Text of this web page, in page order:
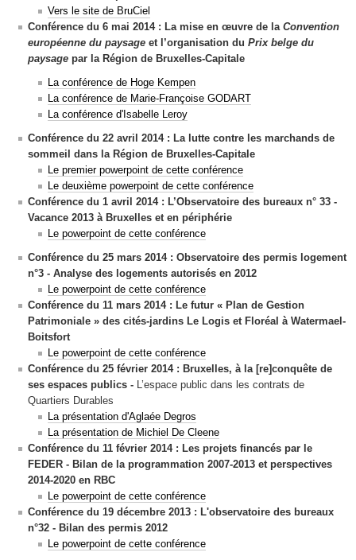
Vers le site de BruCiel
Conférence du 6 mai 2014 : La mise en œuvre de la Convention
européenne du paysage et l’organisation du Prix belge du
paysage par la Région de Bruxelles-Capitale
La conférence de Hoge Kempen
La conférence de Marie-Françoise GODART
La conférence d'Isabelle Leroy
Conférence du 22 avril 2014 : La lutte contre les marchands de
sommeil dans la Région de Bruxelles-Capitale
Le premier powerpoint de cette conférence
Le deuxième powerpoint de cette conférence
Conférence du 1 avril 2014 : L’Observatoire des bureaux n° 33 -
Vacance 2013 à Bruxelles et en périphérie
Le powerpoint de cette conférence
Conférence du 25 mars 2014 : Observatoire des permis logement
n°3 - Analyse des logements autorisés en 2012
Le powerpoint de cette conférence
Conférence du 11 mars 2014 : Le futur « Plan de Gestion
Patrimoniale » des cités-jardins Le Logis et Floréal à Watermael-
Boitsfort
Le powerpoint de cette conférence
Conférence du 25 février 2014 : Bruxelles, à la [re]conquête de
ses espaces publics - L’espace public dans les contrats de
Quartiers Durables
La présentation d'Aglaée Degros
La présentation de Michiel De Cleene
Conférence du 11 février 2014 : Les projets financés par le
FEDER - Bilan de la programmation 2007-2013 et perspectives
2014-2020 en RBC
Le powerpoint de cette conférence
Conférence du 19 décembre 2013 : L'observatoire des bureaux
n°32 - Bilan des permis 2012
Le powerpoint de cette conférence